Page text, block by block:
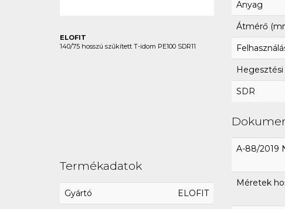
ELOFIT
140/75 hosszú szűkített T-idom PE100 SDR11
Anyag
Átmérő
Hegesztési
SDR
A-88/2019
Méretek
Termékadatok
Gyártó ELOFIT